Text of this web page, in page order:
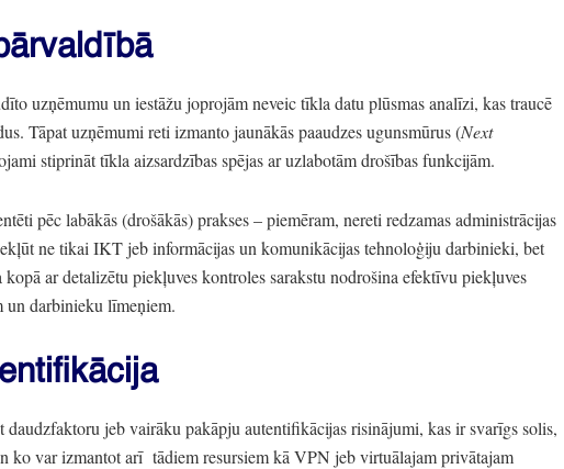
uzņēmumu un iestāžu joprojām neveic tīkla datu plūsmas analīzi, kas traucē
Tāpat uzņēmumi reti izmanto jaunākās paaudzes ugunsmūrus(Next
stiprināt tīkla aizsardzības spējas ar uzlabotām drošības funkcijām.
pēc labākās(drošākās)prakses– piemēram, nereti redzamas administrācijas
ne tikai IKT jeb informācijas un komunikācijas tehnoloģiju darbinieki, bet
kopā ar detalizētu piekļuves kontroles sarakstu nodrošina efektīvu piekļuves
un darbinieku līmeņiem.
jeb vairāku pakāpju autentifikācijas risinājumi, kas ir svarīgs solis,
ko var izmantot arī tādiem resursiem kā VPN jeb virtuālajam privātajam